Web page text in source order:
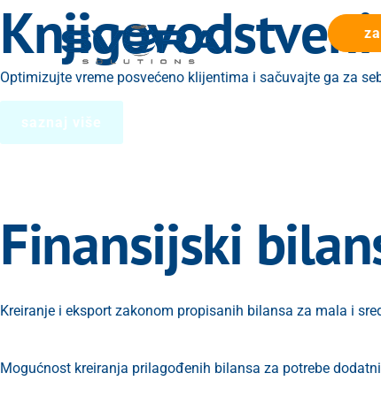
Optimizujte vreme posvećeno klijentima i sačuvajte ga za
saznaj više
Finansijski
Kreiranje i eksport zakonom propisanih bilansa za mala i
Mogućnost kreiranja prilagođenih bilansa za potrebe